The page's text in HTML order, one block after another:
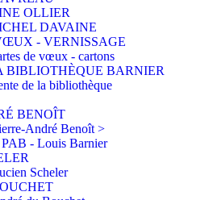
OLLIER
DAVAINE
- VERNISSAGE
de vœux - cartons
BIBLIOTHÈQUE BARNIER
de la bibliothèque
BENOÎT
André Benoît >
- Louis Barnier
Scheler